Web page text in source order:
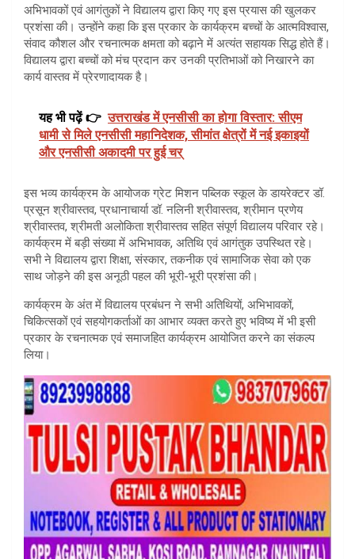
अभिभावकों एवं आगंतुकों ने विद्यालय द्वारा किए गए इस प्रयास की खुलकर
प्रशंसा की। उन्होंने कहा कि इस प्रकार के कार्यक्रम बच्चों के आत्मविश्वास,
संवाद कौशल और रचनात्मक क्षमता को बढ़ाने में अत्यंत सहायक सिद्ध होते हैं।
विद्यालय द्वारा बच्चों को मंच प्रदान कर उनकी प्रतिभाओं को निखारने का
कार्य वास्तव में प्रेरणादायक है।
यह भी पढ़ें 👉 उत्तराखंड में एनसीसी का होगा विस्तार: सीएम
धामी से मिले एनसीसी महानिदेशक, सीमांत क्षेत्रों में नई इकाइयों
और एनसीसी अकादमी पर हुई चर्
इस भव्य कार्यक्रम के आयोजक ग्रेट मिशन पब्लिक स्कूल के डायरेक्टर डॉ.
प्रसून श्रीवास्तव, प्रधानाचार्या डॉ. नलिनी श्रीवास्तव, श्रीमान प्रणेय
श्रीवास्तव, श्रीमती अलोकिता श्रीवास्तव सहित संपूर्ण विद्यालय परिवार रहे।
कार्यक्रम में बड़ी संख्या में अभिभावक, अतिथि एवं आगंतुक उपस्थित रहे।
सभी ने विद्यालय द्वारा शिक्षा, संस्कार, तकनीक एवं सामाजिक सेवा को एक
साथ जोड़ने की इस अनूठी पहल की भूरी-भूरी प्रशंसा की।
कार्यक्रम के अंत में विद्यालय प्रबंधन ने सभी अतिथियों, अभिभावकों,
चिकित्सकों एवं सहयोगकर्ताओं का आभार व्यक्त करते हुए भविष्य में भी इसी
प्रकार के रचनात्मक एवं समाजहित कार्यक्रम आयोजित करने का संकल्प
लिया।